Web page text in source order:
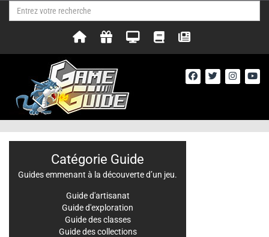
Catégorie Guide
Guides emmenant à la découverte d’un jeu.
Guide d'artisanat
Guide d'exploration
Guide des classes
Guide des collections